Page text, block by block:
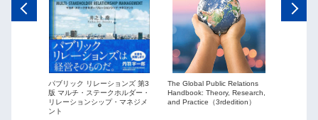
パブリック リレーションズ 第3
版 マルチ・ステークホルダー・
リレーションシップ・マネジメ
ント
The Global Public Relations
Handbook: Theory, Research,
and Practice（3rdedition）